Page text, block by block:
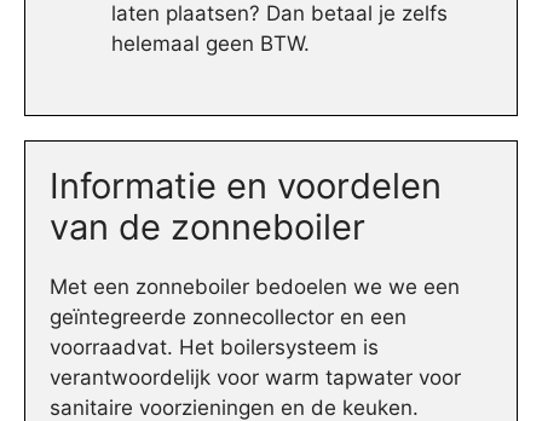
laten plaatsen? Dan betaal je zelfs
helemaal geen BTW.
Informatie en voordelen
van de zonneboiler
Met een zonneboiler bedoelen we we een
geïntegreerde zonnecollector en een
voorraadvat. Het boilersysteem is
verantwoordelijk voor warm tapwater voor
sanitaire voorzieningen en de keuken.